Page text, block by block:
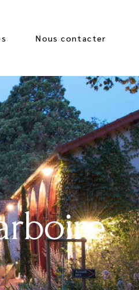
Nous contacter